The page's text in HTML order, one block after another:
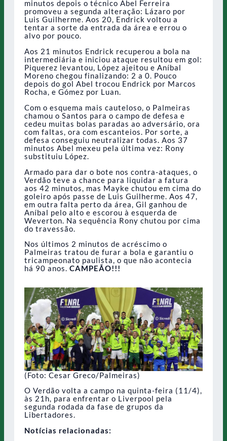
minutos depois o técnico Abel Ferreira
promoveu a segunda alteração: Lázaro por
Luis Guilherme. Aos 20, Endrick voltou a
tentar a sorte da entrada da área e errou o
alvo por pouco.
Aos 21 minutos Endrick recuperou a bola na
intermediária e iniciou ataque resultou em gol:
Piquerez levantou, López ajeitou e Aníbal
Moreno chegou finalizando: 2 a 0. Pouco
depois do gol Abel trocou Endrick por Marcos
Rocha, e Gómez por Luan.
Com o esquema mais cauteloso, o Palmeiras
chamou o Santos para o campo de defesa e
cedeu muitas bolas paradas ao adversário, ora
com faltas, ora com escanteios. Por sorte, a
defesa conseguiu neutralizar todas. Aos 37
minutos Abel mexeu pela última vez: Rony
substituiu López.
Armado para dar o bote nos contra-ataques, o
Verdão teve a chance para liquidar a fatura
aos 42 minutos, mas Mayke chutou em cima do
goleiro após passe de Luis Guilherme. Aos 47,
em outra falta perto da área, Gil ganhou de
Aníbal pelo alto e escorou à esquerda de
Weverton. Na sequência Rony chutou por cima
do travessão.
Nos últimos 2 minutos de acréscimo o
Palmeiras tratou de furar a bola e garantiu o
tricampeonato paulista, o que não acontecia
há 90 anos. CAMPEÃO!!!
(Foto: Cesar Greco/Palmeiras)
O Verdão volta a campo na quinta-feira (11/4),
às 21h, para enfrentar o Liverpool pela
segunda rodada da fase de grupos da
Libertadores.
Notícias relacionadas: